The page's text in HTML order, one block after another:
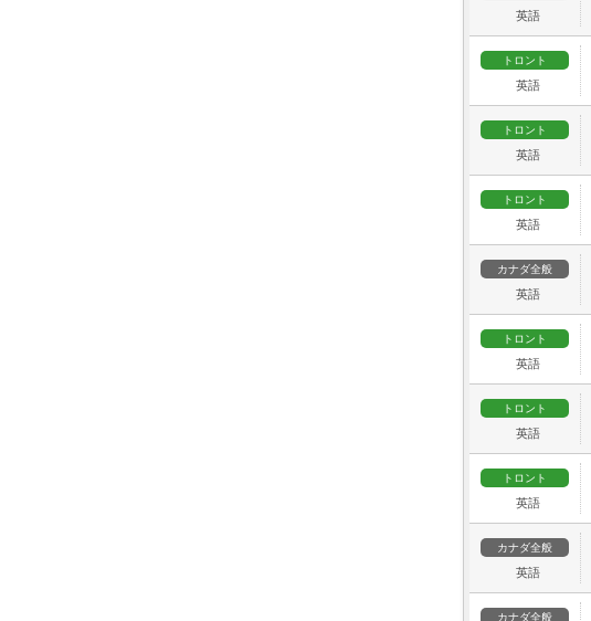
英語
トロント
英語
トロント
英語
トロント
英語
カナダ全般
英語
トロント
英語
トロント
英語
トロント
英語
カナダ全般
英語
カナダ全般